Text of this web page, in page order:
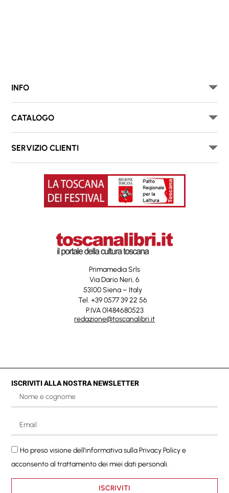
INFO
CATALOGO
SERVIZIO CLIENTI
Primamedia Srls
Via Dario Neri, 6
53100 Siena – Italy
Tel. +39 0577 39 22 56
P.IVA 01484680523
redazione@toscanalibri.it
ISCRIVITI ALLA NOSTRA NEWSLETTER
Ho preso visione dell'informativa sullaPrivacy Policye
acconsento al trattamento dei miei dati personali.
ISCRIVITI